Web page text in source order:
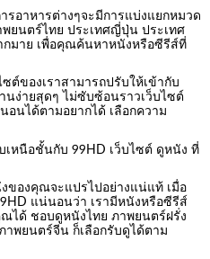
รอาหารต่างๆจะมีการแบ่งแยกหมวด
พยนตร์ไทย ประเทศญี่ปุ่น ประเทศ
กมาย เพื่อคุณค้นหาหนังหรือซีรีส์ที่
ต์ของเราสามารถปรับให้เข้ากับ
ง่ายสุดๆ ไม่ซับซ้อนราวเว็บไซต์
นได้ตามอยากได้ เลือกความ
หนือชั้นกับ 99HD เว็บไซต์ ดูหนัง ที่
ของคุณจะแปรไปอย่างแน่แท้ เมื่อ
แน่นอนว่า เรามีหนังหรือซีรีส์
ได้ ชอบดูหนังไทย ภาพยนตร์ฝรั่ง
พยนตร์จีน ก็เลือกรับดูได้ตาม